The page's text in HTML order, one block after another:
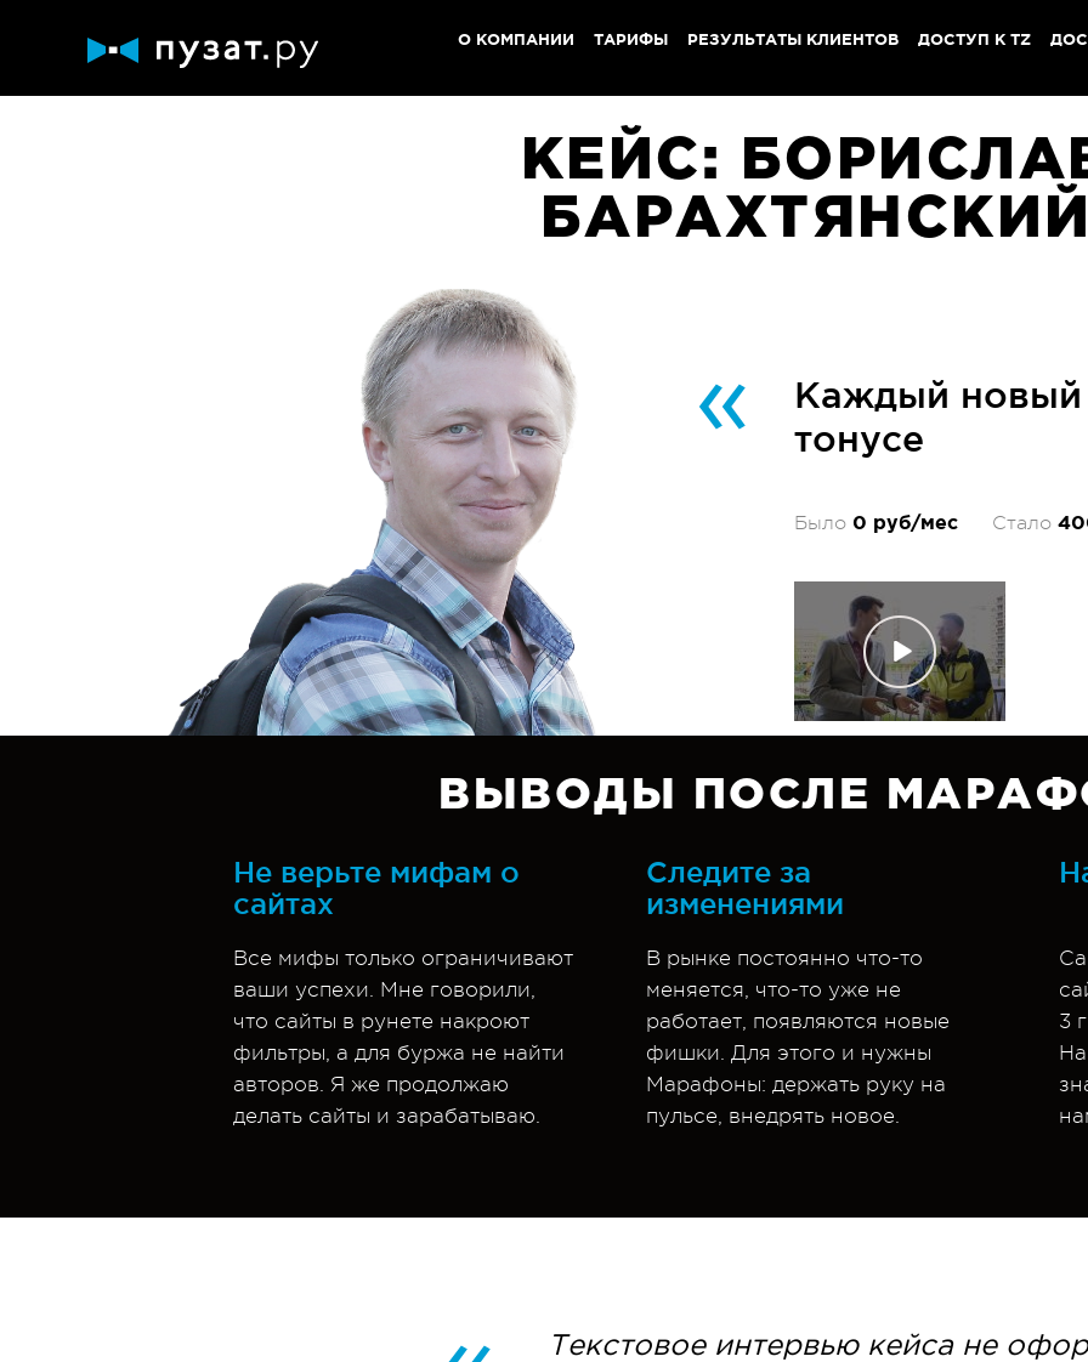
О КОМПАНИИ ТАРИФЫ РЕЗУЛЬТАТЫ КЛИЕНТОВ ДОСТУП К TZ
КЕЙС:
Каждый
тонусе
Было 0 руб/мес Стало
ВЫВОДЫ ПОСЛЕ
Не верьте мифам о
сайтах
Все мифы только ограничивают
ваши успехи. Мне говорили,
что сайты в рунете накроют
фильтры, а для буржа не найти
авторов. Я же продолжаю
делать сайты и зарабатываю.
Следите за
изменениями
В рынке постоянно что-то
меняется, что-то уже не
работает, появляются новые
фишки. Для этого и нужны
Марафоны: держать руку на
пульсе, внедрять новое.
3
Текстовое интервью кейса не